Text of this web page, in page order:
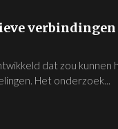
verbindingen
dat zou kunnen
Het onderzoek...